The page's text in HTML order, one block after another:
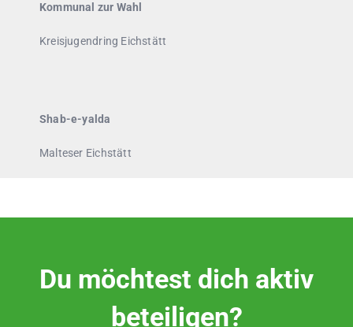
Kommunal zur Wahl
Kreisjugendring Eichstätt
Shab-e-yalda
Malteser Eichstätt
Du möchtest dich aktiv
beteiligen?